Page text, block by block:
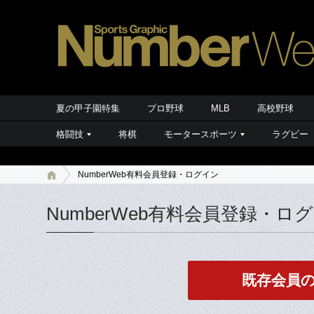
夏の甲子園特集 プロ野球 MLB 高校野球
格闘技 将棋 モータースポーツ ラグビー
NumberWeb有料会員登録・ログイン
NumberWeb有料会員登録・ロ
既存会員